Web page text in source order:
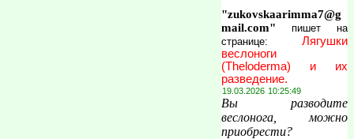
"zukovskaarimma7@g
mail.com" пишет на
странице: Лягушки
веслоноги
(Theloderma) и их
разведение.
19.03.2026 10:25:49
Вы разводите
веслонога, можно
приобрести?